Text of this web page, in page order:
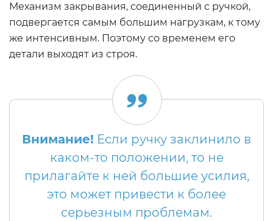
Механизм закрывания, соединенный с ручкой,
подвергается самым большим нагрузкам, к тому
же интенсивным. Поэтому со временем его
детали выходят из строя.
Внимание! Если ручку заклинило в
каком-то положении, то не
прилагайте к ней большие усилия,
это может привести к более
серьезным проблемам.